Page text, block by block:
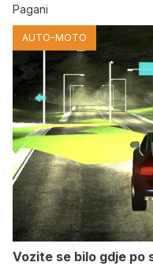
Pagani
AUTO-MOTO
Vozite se bilo gdje